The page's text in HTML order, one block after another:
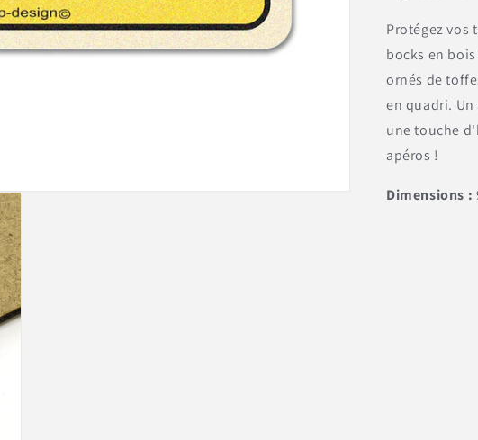
Protégez vos
bocks en
ornés de
en quadri.
une touche
apéros !
Dimensions :